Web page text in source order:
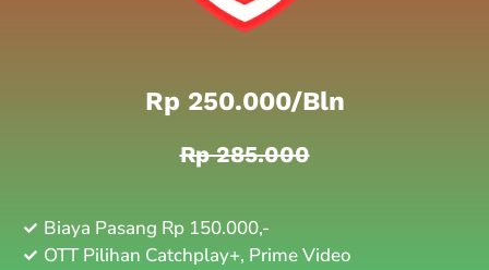
Rp 250.000/bln
Rp 285.000
Biaya Pasang Rp 150.000,-
OTT Pilihan Catchplay+, Prime Video